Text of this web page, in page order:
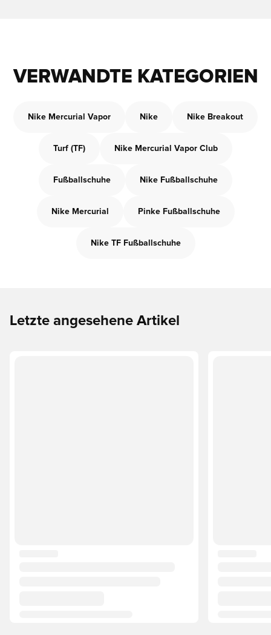
VERWANDTE KATEGORIEN
Nike Mercurial Vapor Nike Nike Breakout
Turf (TF) Nike Mercurial Vapor Club
Fußballschuhe Nike Fußballschuhe
Nike Mercurial Pinke Fußballschuhe
Nike TF Fußballschuhe
Letzte angesehene Artikel